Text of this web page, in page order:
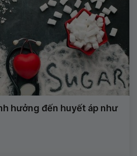
hưởng đến huyết áp như